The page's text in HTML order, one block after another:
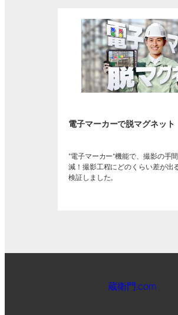
電子マーカーで脱マグネット
“電子マーカー”機能で、撮影の手
減！撮影工程にどのくらい差が出
検証しました。
蔵衛門.com